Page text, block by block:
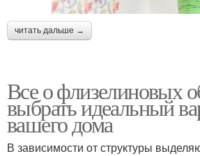
читать дальше →
Все о флизелиновых
выбрать идеальный
вашего дома
В зависимости от структуры